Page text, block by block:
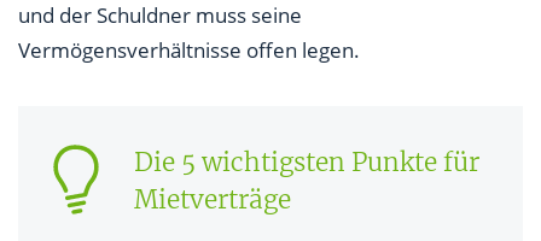
und der Schuldner muss seine
Vermögensverhältnisse offen legen.
Die 5 wichtigsten Punkte für
Mietverträge